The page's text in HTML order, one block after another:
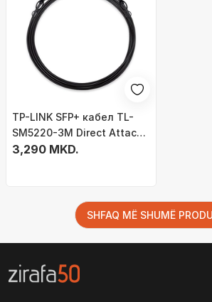
TP-LINK SFP+ кабел TL-
SM5220-3M Direct Attach
10Gbit, 3m
3,290 MKD.
SHFAQ MË SHUMË